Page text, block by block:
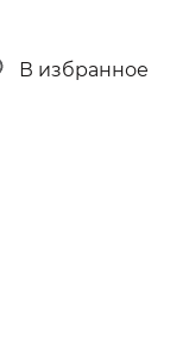
В избранное